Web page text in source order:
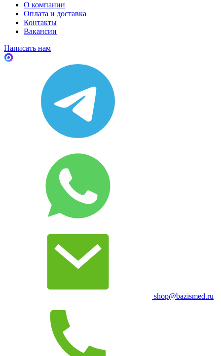
О компании
Оплата и доставка
Контакты
Вакансии
Написать нам
shop@bazismed.ru